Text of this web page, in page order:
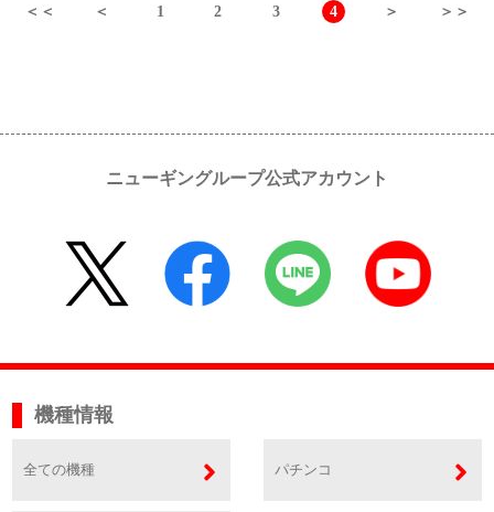
＜＜ ＜ 1 2 3 4 ＞ ＞＞
ニューギングループ公式アカウント
機種情報
全ての機種 パチンコ